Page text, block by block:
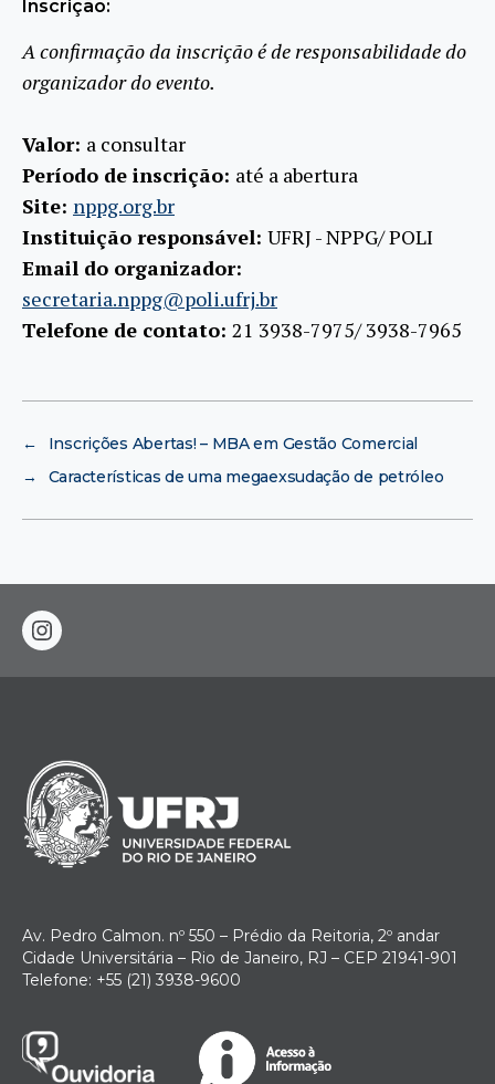
Inscrição:
A confirmação da inscrição é de responsabilidade do
organizador do evento.
Valor: a consultar
Período de inscrição: até a abertura
Site: nppg.org.br
Instituição responsável: UFRJ - NPPG/ POLI
Email do organizador:
secretaria.nppg@poli.ufrj.br
Telefone de contato: 21 3938-7975/ 3938-7965
←
Inscrições Abertas! – MBA em Gestão Comercial
→
Características de uma megaexsudação de petróleo
instagram
Av. Pedro Calmon. nº 550 – Prédio da Reitoria, 2º andar
Cidade Universitária – Rio de Janeiro, RJ – CEP 21941-901
Telefone: +55 (21) 3938-9600